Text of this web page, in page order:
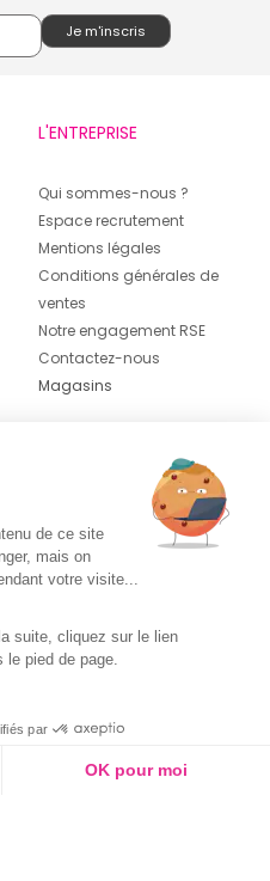
L'ENTREPRISE
Qui sommes-nous ?
Espace recrutement
Mentions légales
Conditions générales de
ventes
Notre engagement RSE
Contactez-nous
Magasins
de ce site
mais on
votre visite...
suite, cliquez sur le lien
pied de page.
par
OK pour moi